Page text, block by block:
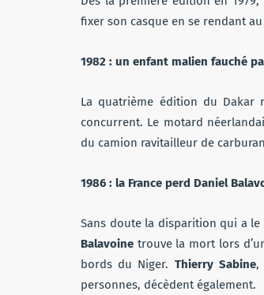
fixer son casque en se rendant
1982 : un enfant malien fauché
La quatrième édition du Dakar
concurrent. Le motard
du camion ravitailleur de
1986 : la France perd Daniel
Sans doute la disparition qui a le
Balavoine trouve la mort lors
bords du Niger. Thierry Sabine,
personnes, décèdent également.